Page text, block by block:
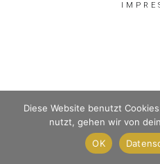
Diese Website benutzt
nutzt, gehen wir von
OK